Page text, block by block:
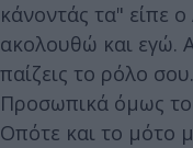
κάνοντάς τα" είπε
ακολουθώ και εγώ.
παίζεις το ρόλο
Προσωπικά όμως το
Οπότε και το μότο